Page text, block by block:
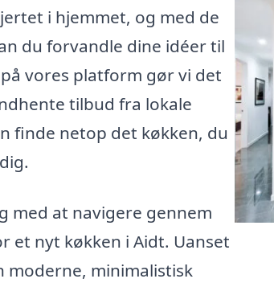
i hjemmet, og med de
du forvandle dine idéer til
vores platform gør vi det
tilbud fra lokale
finde netop det køkken, du
med at navigere gennem
et nyt køkken i Aidt. Uanset
moderne, minimalistisk